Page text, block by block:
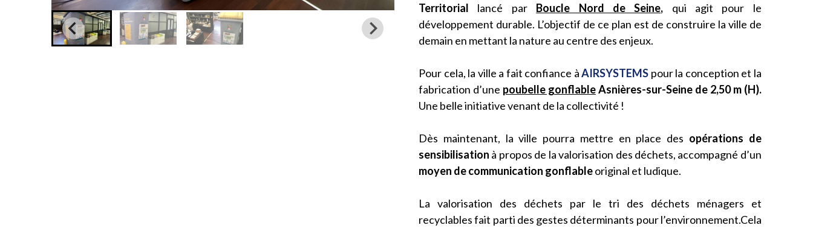
Territorial lancé par Boucle Nord de Seine, qui agit pour le
développement durable. L’objectif de ce plan est de construire la ville de
demain en mettant la nature au centre des enjeux.
Pour cela, la ville a fait confiance àAIRSYSTEMS pour la conception et la
fabrication d’une poubelle gonflableAsnières-sur-Seine de 2,50 m (H).
Une belle initiative venant de la collectivité !
Dès maintenant, la ville pourra mettre en place des opérations de
sensibilisation à propos de la valorisation des déchets, accompagné d’un
moyen de communication gonflableoriginal et ludique.
La valorisation des déchets par le tri des déchets ménagers et
recyclables fait parti des gestes déterminants pour l’environnement.Cela